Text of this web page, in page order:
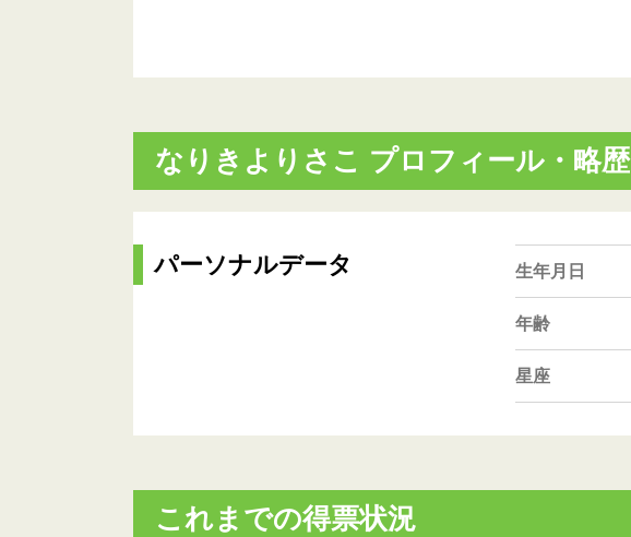
なりきよりさこ プロフィール・略歴
パーソナルデータ 生年月日
年齢
星座
これまでの得票状況